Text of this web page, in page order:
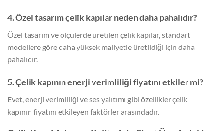
4. Özel tasarım çelik kapılar neden daha pahalıdır?
Özel tasarım ve ölçülerde üretilen çelik kapılar, standart
modellere göre daha yüksek maliyetle üretildiği için daha
pahalıdır.
5. Çelik kapının enerji verimliliği fiyatını etkiler mi?
Evet, enerji verimliliği ve ses yalıtımı gibi özellikler çelik
kapının fiyatını etkileyen faktörler arasındadır.